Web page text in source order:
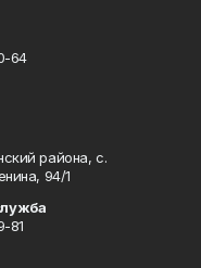
64
района, с.
94/1
81